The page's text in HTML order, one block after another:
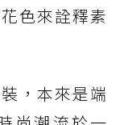
色來詮釋素
，本來是端